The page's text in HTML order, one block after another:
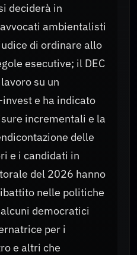
deciderà in
ambientalisti
di ordinare allo
esecutive; il DEC
su un
e ha indicato
incrementali e la
delle
e i candidati in
del 2026 hanno
nelle politiche
democratici
per i
e altri che